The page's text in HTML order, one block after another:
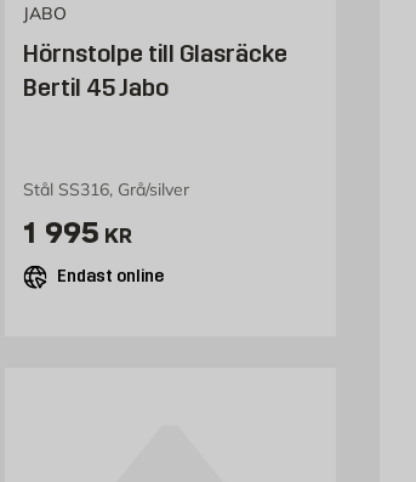
JABO
Hörnstolpe till Glasräcke
Bertil 45 Jabo
Stål SS316, Grå/silver
Pris 1995 kr
1 995 KR
Endast online